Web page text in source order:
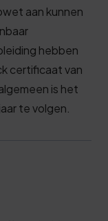
aan kunnen
hebben
certificaat van
is het
te volgen.